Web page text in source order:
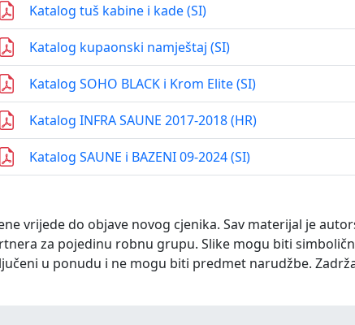
Katalog tuš kabine i kade (SI)
Katalog kupaonski namještaj (SI)
Katalog SOHO BLACK i Krom Elite (SI)
Katalog INFRA SAUNE 2017-2018 (HR)
Katalog SAUNE i BAZENI 09-2024 (SI)
vrijede do objave novog cjenika. Sav materijal je
za pojedinu robnu grupu. Slike mogu biti
u ponudu i ne mogu biti predmet narudžbe.